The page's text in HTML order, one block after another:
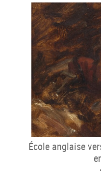
École anglaise